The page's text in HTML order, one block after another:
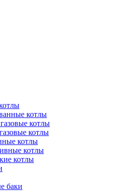
котлы
котлы
котлы
котлы
котлы
котлы
баки